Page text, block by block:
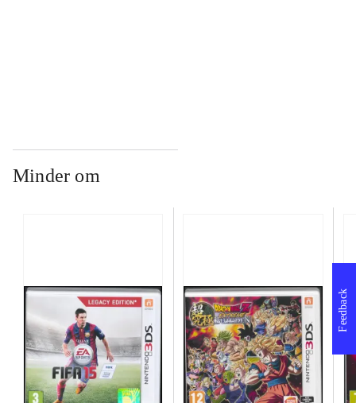
Minder om
Feedback